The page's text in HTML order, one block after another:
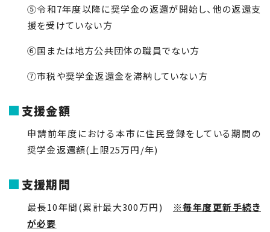
⑤令和7年度以降に奨学金の返還が開始し、他の返還支
援を受けていない方
⑥国または地方公共団体の職員でない方
⑦市税や奨学金返還金を滞納していない方
支援金額
申請前年度における本市に住民登録をしている期間の
奨学金返還額(上限25万円/年)
支援期間
最長10年間(累計最大300万円) ※毎年度更新手続き
が必要